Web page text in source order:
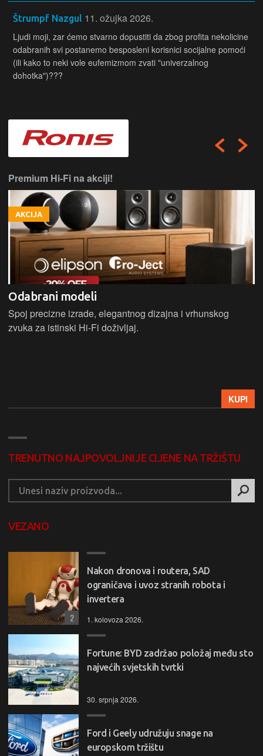
Štrumpf Nazgul 11. ožujka 2026.
Ljudi moji, zar ćemo stvarno dopustiti da zbog profita nekolicine
odabranih svi postanemo besposleni korisnici socijalne pomoći
(ili kako to neki vole eufemizmom zvati "univerzalnog
dohotka")???
Premium industrijski dizajn.
AKCIJA
HARMAN KARDON Citation ONE DUO MKIII
Bežicni Hi-Fi zvucnik sa premium industrijskim dizajnom,
Wi-Fi, Bluetooth, Chromecast, Google Assistant, kontrole
AKCIJA
TRENUTNO NAJPOVOLJNIJE CIJENE NA TRŽIŠTU
VEZANO
Nakon dronova i routera, SAD
ograničava i uvoz stranih robota i
invertera
1. kolovoza 2026.
2
Fortune: BYD zadržao položaj među sto
najvećih svjetskih tvrtki
30. srpnja 2026.
Ford i Geely udružuju snage na
europskom tržištu